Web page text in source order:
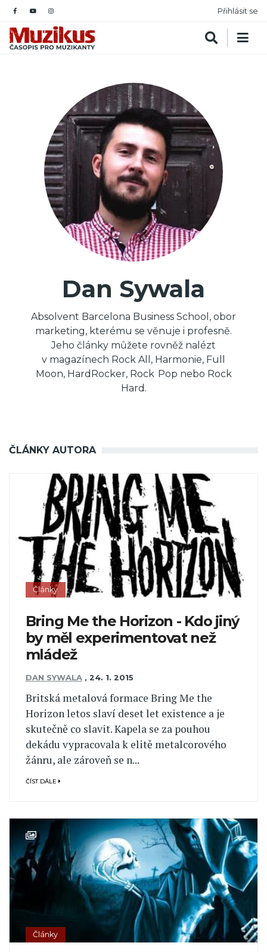
Přihlásit se
Dan Sywala
Absolvent Barcelona Business School, obor
marketing, kterému se věnuje i profesně.
Jeho články můžete rovněž nalézt
v magazínech Rock All, Harmonie, Full
Moon, HardRocker, Rock Pop nebo Rock
Hard.
ČLÁNKY AUTORA
Články
Bring Me the Horizon - Kdo jiný
by měl experimentovat než
mládež
DAN SYWALA , 24. 1. 2015
Britská metalová formace Bring Me the
Horizon letos slaví deset let existence a je
skutečně co slavit. Kapela se za pouhou
dekádu vypracovala k elitě metalcorového
žánru, ale zároveň se n...
ČÍST DÁLE
Články